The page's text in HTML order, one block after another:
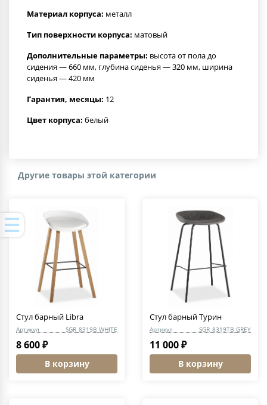
Материал корпуса: металл
Тип поверхности корпуса: матовый
Дополнительные параметры: высота от пола до
сидения — 660 мм, глубина сиденья — 320 мм, ширина
сиденья — 420 мм
Гарантия, месяцы: 12
Цвет корпуса: белый
Другие товары этой категории
Стул барный Libra
Артикул SGR_8319B_WHITE
8 600 ₽
В корзину
Стул барный Турин
Артикул SGR_8319TB_GREY
11 000 ₽
В корзину